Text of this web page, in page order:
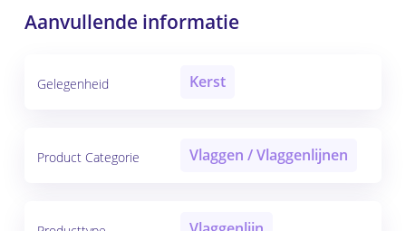
Aanvullende informatie
Gelegenheid Kerst
Product Categorie Vlaggen / Vlaggenlijnen